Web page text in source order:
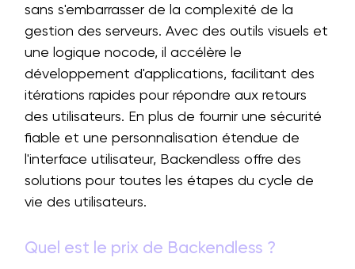
sans s'embarrasser de la complexité de la
gestion des serveurs. Avec des outils visuels et
une logique nocode, il accélère le
développement d'applications, facilitant des
itérations rapides pour répondre aux retours
des utilisateurs. En plus de fournir une sécurité
fiable et une personnalisation étendue de
l'interface utilisateur, Backendless offre des
solutions pour toutes les étapes du cycle de
vie des utilisateurs.
Quel est le prix de Backendless ?